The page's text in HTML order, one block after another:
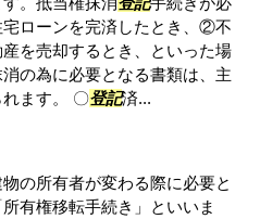
ローンを完済したとき、②不
を売却するとき、といった場
の為に必要となる書類は、主
ます。 〇登記済...
の所有者が変わる際に必要と
有権移転手続き」といいま